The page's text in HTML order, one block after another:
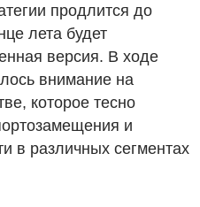
продлится до
лета будет
версия. В ходе
внимание на
которое тесно
и
в различных сегментах